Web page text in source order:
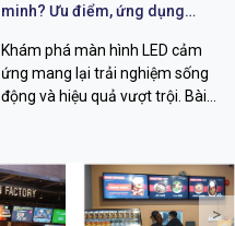
minh? Ưu điểm, ứng dụng
Khám phá màn hình LED cảm
ứng mang lại trải nghiệm sống
động và hiệu quả vượt trội. Bài
dụng trong giáo dục.
>